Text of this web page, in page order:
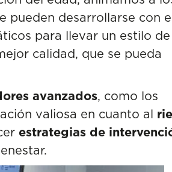
pueden desarrollarse con
para llevar un estilo
calidad, que se pueda
avanzados, como los
valiosa en cuanto al
estrategias de